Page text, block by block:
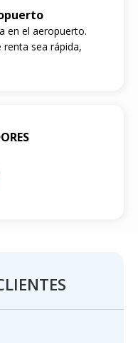
en el aeropuerto.
renta sea rápida,